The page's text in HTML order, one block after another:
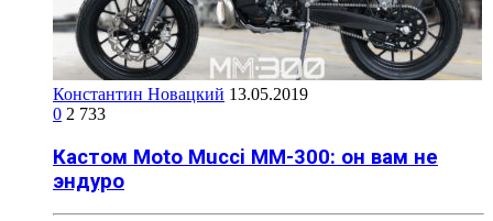
Константин Новацкий 13.05.2019
0 2 733
Кастом Moto Mucci MM-300: он вам не
эндуро